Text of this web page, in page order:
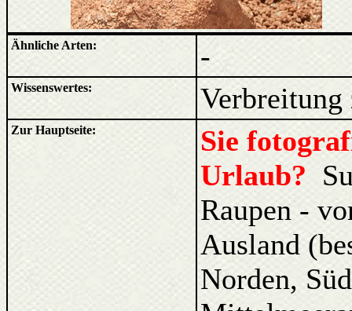
Ähnliche Arten: -
Wissenswertes:
Zur Hauptseite:
Sie
Urlaub?
Raupen -
Ausland
Norden,